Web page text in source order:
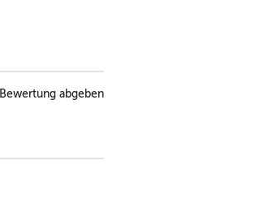
Bewertung abgeben